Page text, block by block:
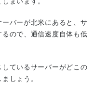
バーが北米にあると、サ
ので、通信速度自体も低
ているサーバーがどこの
しょう。